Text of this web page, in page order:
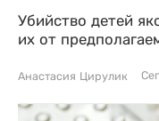
Убийство детей
их от
Анастасия Цирулик